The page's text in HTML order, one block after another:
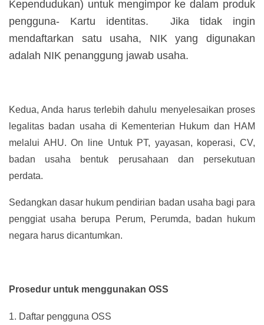
Kependudukan) untuk mengimpor ke dalam produk
pengguna- Kartu identitas. Jika tidak ingin
mendaftarkan satu usaha, NIK yang digunakan
adalah NIK penanggung jawab usaha.
Kedua, Anda harus terlebih dahulu menyelesaikan proses
legalitas badan usaha di Kementerian Hukum dan HAM
melalui AHU. On line Untuk PT, yayasan, koperasi, CV,
badan usaha bentuk perusahaan dan persekutuan
perdata.
Sedangkan dasar hukum pendirian badan usaha bagi para
penggiat usaha berupa Perum, Perumda, badan hukum
negara harus dicantumkan.
Prosedur untuk menggunakan OSS
1. Daftar pengguna OSS